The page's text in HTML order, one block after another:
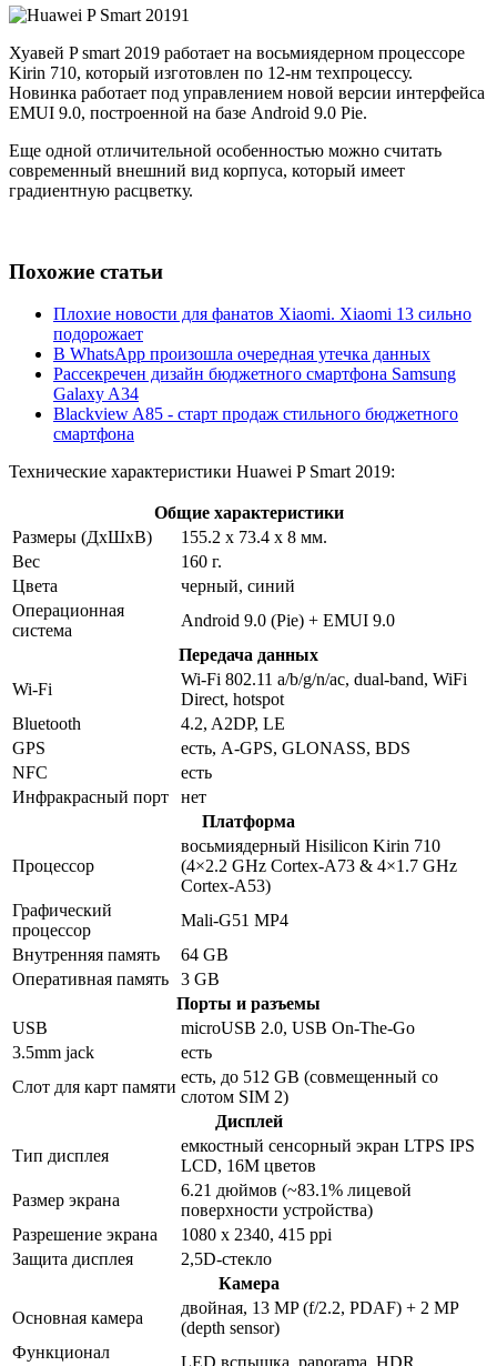
Хуавей P smart 2019 работает на восьмиядерном процессоре
Kirin 710, который изготовлен по 12-нм техпроцессу.
Новинка работает под управлением новой версии интерфейса
EMUI 9.0, построенной на базе Android 9.0 Pie.
Еще одной отличительной особенностью можно считать
современный внешний вид корпуса, который имеет
градиентную расцветку.
Похожие статьи
Плохие новости для фанатов Xiaomi. Xiaomi 13 сильно
подорожает
В WhatsApp произошла очередная утечка данных
Рассекречен дизайн бюджетного смартфона Samsung
Galaxy A34
Blackview A85 - старт продаж стильного бюджетного
смартфона
Технические характеристики Huawei P Smart 2019:
Общие характеристики
Размеры (ДxШxВ)
155.2 x 73.4 x 8 мм.
Вес
160 г.
Цвета
черный, синий
Операционная
система
Android 9.0 (Pie) + EMUI 9.0
Передача данных
Wi-Fi
Wi-Fi 802.11 a/b/g/n/ac, dual-band, WiFi
Direct, hotspot
Bluetooth
4.2, A2DP, LE
GPS
есть, A-GPS, GLONASS, BDS
NFC
есть
Инфракрасный порт
нет
Платформа
Процессор
восьмиядерный Hisilicon Kirin 710
(4×2.2 GHz Cortex-A73 & 4×1.7 GHz
Cortex-A53)
Графический
процессор
Mali-G51 MP4
Внутренняя память
64 GB
Оперативная память
3 GB
Порты и разъемы
USB
microUSB 2.0, USB On-The-Go
3.5mm jack
есть
Слот для карт памяти
есть, до 512 GB (совмещенный со
слотом SIM 2)
Дисплей
Тип дисплея
емкостный сенсорный экран LTPS IPS
LCD, 16M цветов
Размер экрана
6.21 дюймов (~83.1% лицевой
поверхности устройства)
Разрешение экрана
1080 x 2340, 415 ppi
Защита дисплея
2,5D-стекло
Камера
Основная камера
двойная, 13 MP (f/2.2, PDAF) + 2 MP
(depth sensor)
Функционал